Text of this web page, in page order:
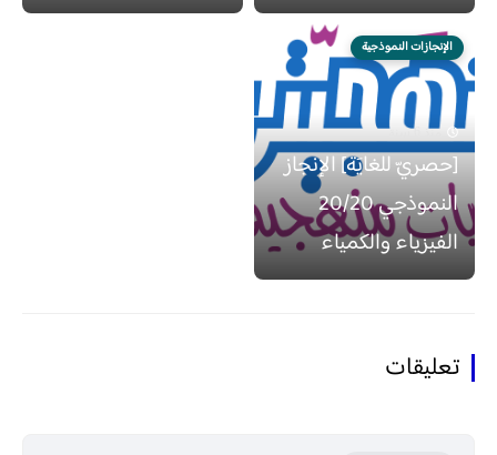
الإنجازات النموذجية
منذ 6 سنة
[حصريّ للغايَة] الإنجاز
النموذجي 20/20
الفيزياء والكمياء
تعليقات